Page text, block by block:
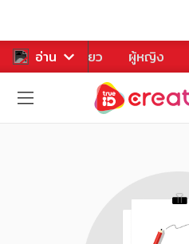
อ่าน
หาร ท่องเที่ยว ผู้หญิง